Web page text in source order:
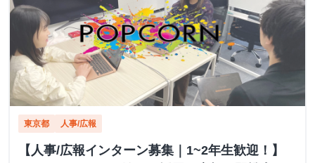
東京都 人事/広報
【人事/広報インターン募集｜1~2年生歓迎！】